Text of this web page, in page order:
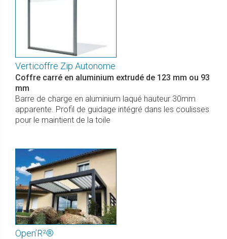
Verticoffre Zip Autonome
Coffre carré en aluminium extrudé de 123 mm ou 93
mm
Barre de charge en aluminium laqué hauteur 30mm
apparente. Profil de guidage intégré dans les coulisses
pour le maintient de la toile
Open’R²®